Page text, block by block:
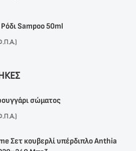
Sampoo 50ml
σώματος
Σετ κουβερλί υπέρδιπλο Anthia